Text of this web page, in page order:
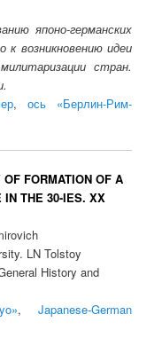
японо-германских
возникновению идеи
стран.
, ось «Берлин-Рим-
FORMATION OF A
THE 30-IES. XX
LN Tolstoy
History and
, Japanese-German